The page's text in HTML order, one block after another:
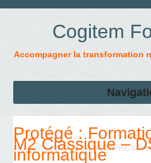
Cogitem
Accompagner la transformation
Protégé :
M2 Classique –
informatique